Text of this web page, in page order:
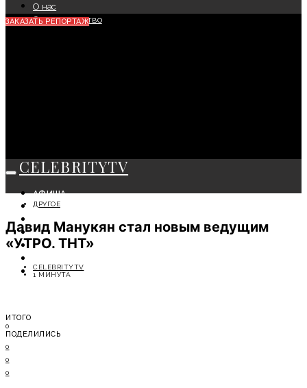
О нас
Сотрудничество
ЗАКАЗАТЬ РЕПОРТАЖ
CELEBRITYTV
АФИША
СОБЫТИЯ
КРАСОТА
МОДА
ЛИЧНОСТЬ
СОВЕТЫ ЭКСПЕРТОВ
ДРУГОЕ
Давид Манукян стал новым ведущим
«УТРО. ТНТ»
CELEBRITYTV
1 МИНУТА
ИТОГО
0
ПОДЕЛИЛИСЬ
0
0
0